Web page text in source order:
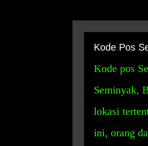
Kode Pos
Kode pos
Seminyak,
lokasi
ini, orang